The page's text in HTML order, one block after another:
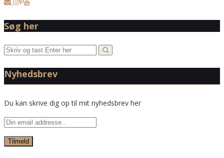
Søg her
Nyhedsbrev
Du kan skrive dig op til mit nyhedsbrev her